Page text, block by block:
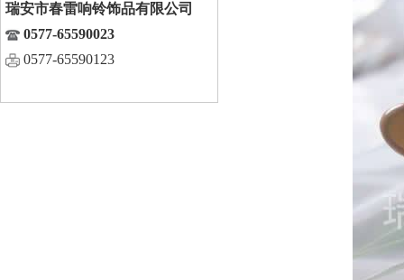
瑞安市春雷响铃饰品有限公司
0577-65590023
0577-65590123